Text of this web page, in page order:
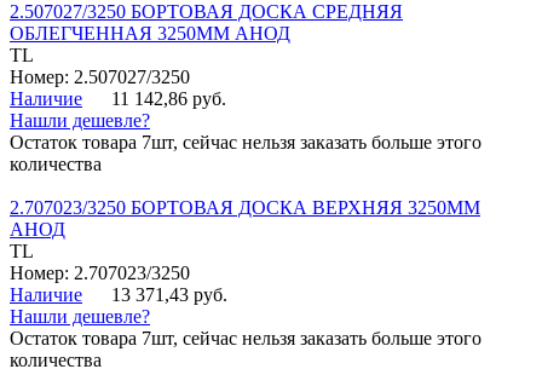
2.507027/3250 БОРТОВАЯ ДОСКА СРЕДНЯЯ
ОБЛЕГЧЕННАЯ 3250ММ АНОД
TL
Номер: 2.507027/3250
Наличие
11 142,86 руб.
Нашли дешевле?
Остаток товара 7шт, сейчас нельзя заказать больше этого
количества
2.707023/3250 БОРТОВАЯ ДОСКА ВЕРХНЯЯ 3250ММ
АНОД
TL
Номер: 2.707023/3250
Наличие
13 371,43 руб.
Нашли дешевле?
Остаток товара 7шт, сейчас нельзя заказать больше этого
количества